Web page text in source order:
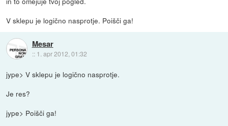
V sklepu je logično nasprotje. Poišči ga!
Mesar
:: 1. apr 2012, 01:32
jype> V sklepu je logično nasprotje.
Je res?
jype> Poišči ga!